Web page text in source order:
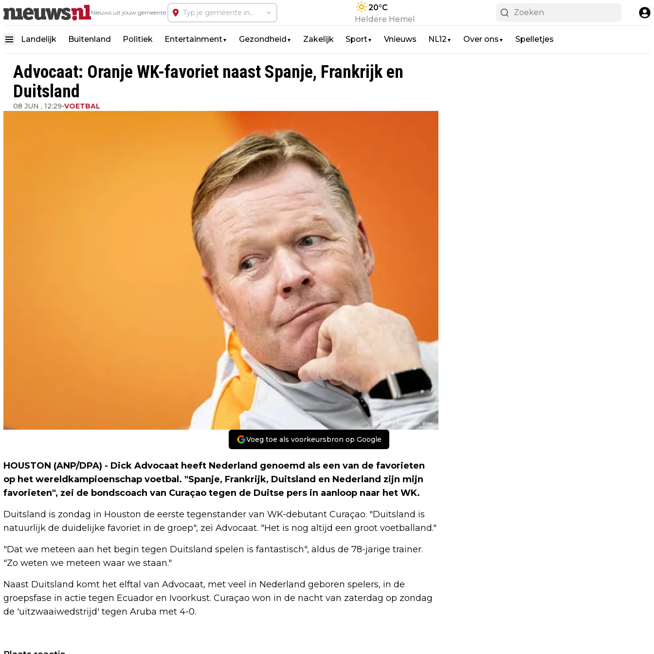
Nieuws uit jouw gemeente:
20°C
Heldere Hemel
Landelijk Buitenland Politiek Entertainment▼ Gezondheid ▼ Zakelijk Sport▼ Vnieuws NL12 ▼ Over ons ▼ Spelletjes
Advocaat: Oranje WK-favoriet naast Spanje, Frankrijk en
Duitsland
08 JUN , 12:29•VOETBAL
Voeg toe als voorkeursbron op Google
HOUSTON (ANP/DPA) - Dick Advocaat heeft Nederland genoemd als een van de favorieten
op het wereldkampioenschap voetbal. "Spanje, Frankrijk, Duitsland en Nederland zijn mijn
favorieten", zei de bondscoach van Curaçao tegen de Duitse pers in aanloop naar het WK.
Duitsland is zondag in Houston de eerste tegenstander van WK-debutant Curaçao. "Duitsland is
natuurlijk de duidelijke favoriet in de groep", zei Advocaat. "Het is nog altijd een groot voetballand."
"Dat we meteen aan het begin tegen Duitsland spelen is fantastisch", aldus de 78-jarige trainer.
"Zo weten we meteen waar we staan."
Naast Duitsland komt het elftal van Advocaat, met veel in Nederland geboren spelers, in de
groepsfase in actie tegen Ecuador en Ivoorkust. Curaçao won in de nacht van zaterdag op zondag
de 'uitzwaaiwedstrijd' tegen Aruba met 4-0.